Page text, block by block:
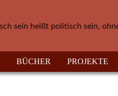
sein heißt politisch sein,
BÜCHER PROJEKTE